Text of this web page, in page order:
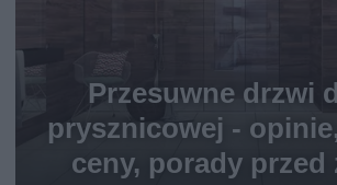
Przesuwne drzwi
prysznicowej -
ceny, porady przed